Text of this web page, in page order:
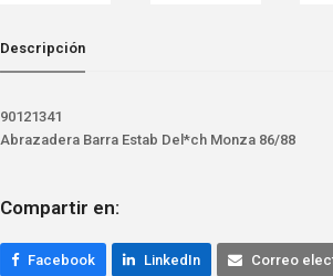
Descripción
90121341
Abrazadera Barra Estab Del*ch Monza 86/88
Compartir en:
Facebook LinkedIn Correo